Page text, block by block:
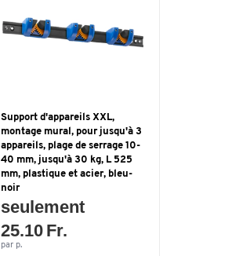
Support d'appareils XXL,
montage mural, pour jusqu'à 3
appareils, plage de serrage 10-
40 mm, jusqu'à 30 kg, L 525
mm, plastique et acier, bleu-
noir
seulement
25.10 Fr.
par p.